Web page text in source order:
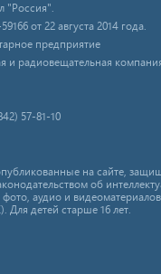
"Россия".
от 22 августа 2014 года.
предприятие
и радиовещательная
57-81-10
на сайте,
об
аудио и
Для детей старше 16 лет.